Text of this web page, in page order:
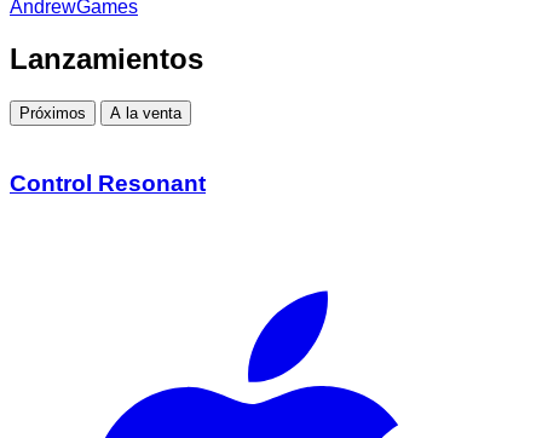
AndrewGames
Lanzamientos
Próximos A la venta
Control Resonant